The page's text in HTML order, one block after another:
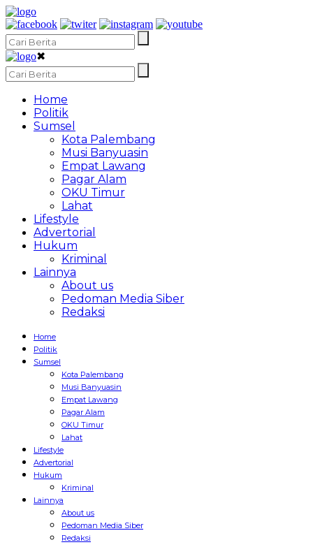
✖
Home
Politik
Sumsel
Kota Palembang
Musi Banyuasin
Empat Lawang
Pagar Alam
OKU Timur
Lahat
Lifestyle
Advertorial
Hukum
Kriminal
Lainnya
About us
Pedoman Media Siber
Redaksi
Home
Politik
Sumsel
Kota Palembang
Musi Banyuasin
Empat Lawang
Pagar Alam
OKU Timur
Lahat
Lifestyle
Advertorial
Hukum
Kriminal
Lainnya
About us
Pedoman Media Siber
Redaksi